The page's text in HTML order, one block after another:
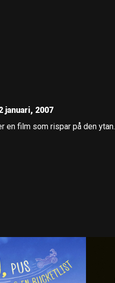
januari, 2007
en film som rispar på den ytan.